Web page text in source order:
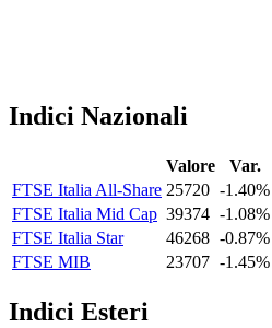
Indici Nazionali
Valore
Var.
FTSE Italia All-Share 25720 -1.40%
FTSE Italia Mid Cap 39374 -1.08%
FTSE Italia Star
46268 -0.87%
FTSE MIB
23707 -1.45%
Indici Esteri